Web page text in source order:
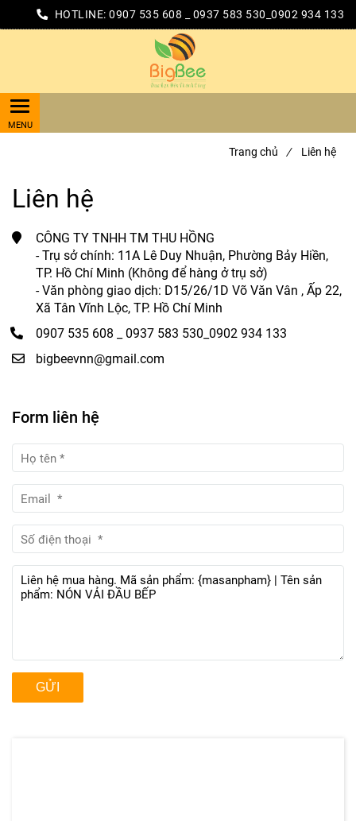
HOTLINE: 0907 535 608 _ 0937 583 530_0902 934 133
Trang chủ / Liên hệ
Liên hệ
CÔNG TY TNHH TM THU HỒNG
- Trụ sở chính: 11A Lê Duy Nhuận, Phường Bảy Hiền,
TP. Hồ Chí Minh (Không để hàng ở trụ sở)
- Văn phòng giao dịch: D15/26/1D Võ Văn Vân , Ấp 22,
Xã Tân Vĩnh Lộc, TP. Hồ Chí Minh
0907 535 608 _ 0937 583 530_0902 934 133
bigbeevnn@gmail.com
Form liên hệ
GỬI